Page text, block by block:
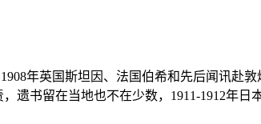
年英国斯坦因、法国伯希和先后闻讯赴
遗书留在当地也不在少数，1911-1912年日